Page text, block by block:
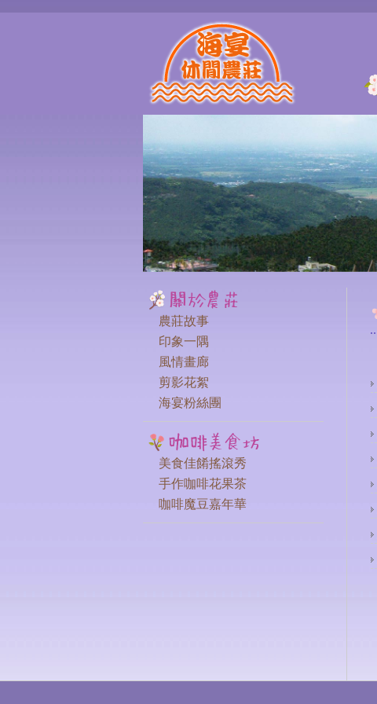
農莊故事
印象一隅
風情畫廊
剪影花絮
海宴粉絲團
美食佳餚搖滾秀
手作咖啡花果茶
咖啡魔豆嘉年華